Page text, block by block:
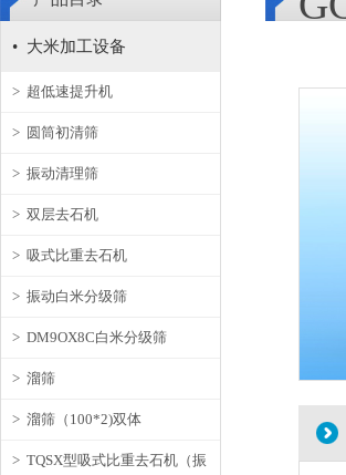
• 大米加工设备
> 超低速提升机
> 圆筒初清筛
> 振动清理筛
> 双层去石机
> 吸式比重去石机
> 振动白米分级筛
> DM9OX8C白米分级筛
> 溜筛
> 溜筛（100*2)双体
> TQSX型吸式比重去石机（振